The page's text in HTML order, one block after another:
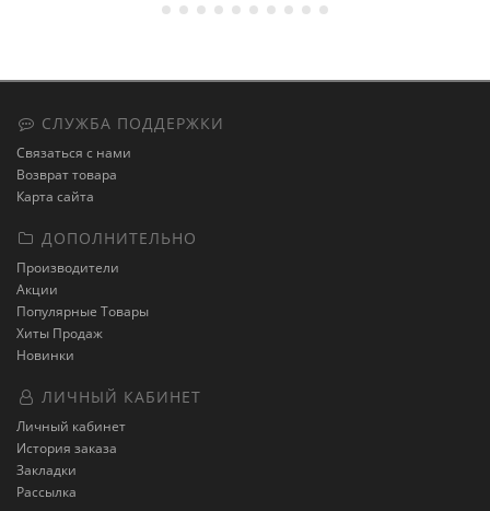
СЛУЖБА ПОДДЕРЖКИ
Связаться с нами
Возврат товара
Карта сайта
ДОПОЛНИТЕЛЬНО
Производители
Акции
Популярные Товары
Хиты Продаж
Новинки
ЛИЧНЫЙ КАБИНЕТ
Личный кабинет
История заказа
Закладки
Рассылка